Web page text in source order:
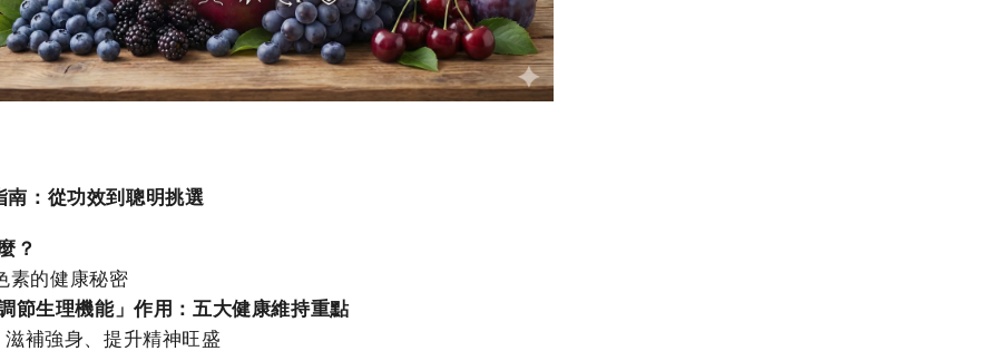
：從功效到聰明挑選
？
素的健康秘密
節生理機能」作用：五大健康維持重點
滋補強身、提升精神旺盛